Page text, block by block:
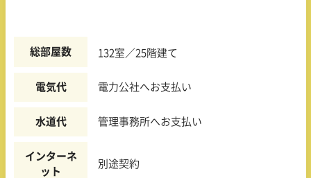
総部屋数 132室／25階建て
電気代 電力公社へお支払い
水道代 管理事務所へお支払い
インターネ
ット
別途契約